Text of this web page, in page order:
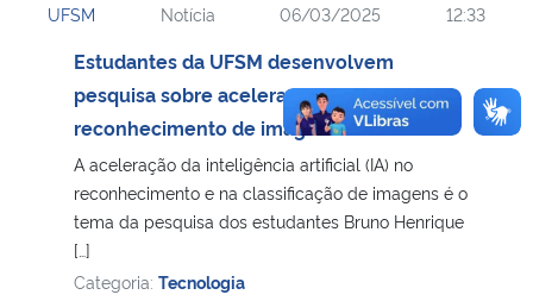
UFSM Notícia 06/03/2025 12:33
Estudantes da UFSM desenvolvem
pesquisa sobre aceleração da IA no
reconhecimento de imagens
A aceleração da inteligência artificial (IA) no
reconhecimento e na classificação de imagens é o
tema da pesquisa dos estudantes Bruno Henrique
[…]
Categoria: Tecnologia